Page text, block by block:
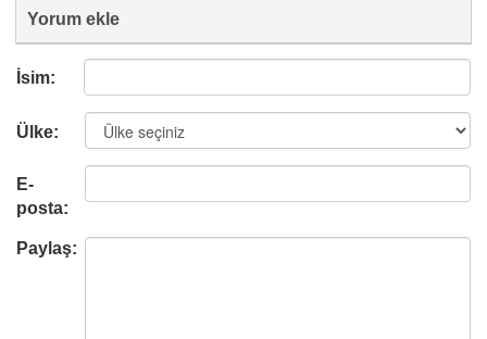
Yorum ekle
İsim:
Ülke:
E-
posta:
Paylaş: